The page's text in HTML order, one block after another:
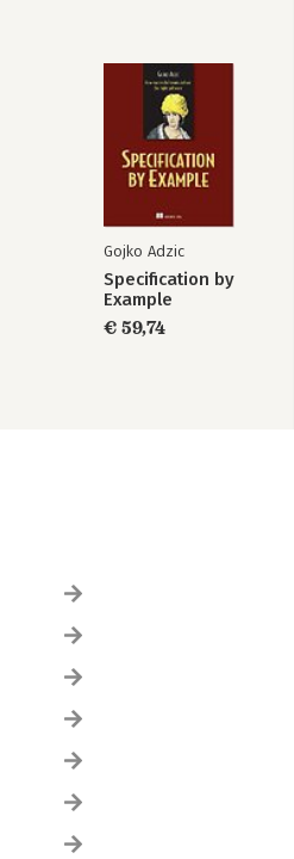
Gojko Adzic
Specification by
Example
€ 59,74